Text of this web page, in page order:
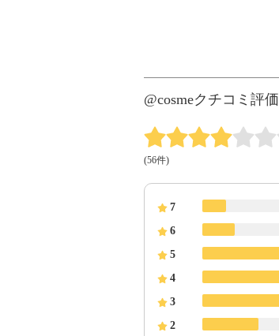
@cosmeクチコミ評価
(56件)
7
6
5
4
3
2